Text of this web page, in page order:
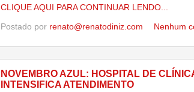
CLIQUE AQUI PARA CONTINUAR LENDO...
Postado por renato@renatodiniz.com Nenhum
NOVEMBRO AZUL: HOSPITAL DE
INTENSIFICA ATENDIMENTO